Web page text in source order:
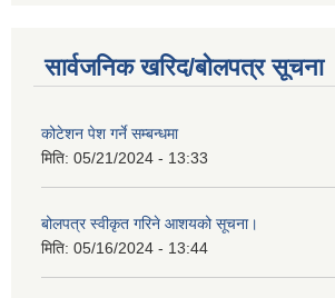
सार्वजनिक खरिद/बोलपत्र सूचना
कोटेशन पेश गर्ने सम्बन्धमा
मिति: 05/21/2024 - 13:33
बोलपत्र स्वीकृत गरिने आशयको सूचना।
मिति: 05/16/2024 - 13:44